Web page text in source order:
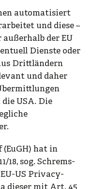
automatisiert
und diese –
der EU
Dienste oder
Drittländern
und daher
USA. Die
(EuGH) hat in
18, sog. Schrems-
US Privacy-